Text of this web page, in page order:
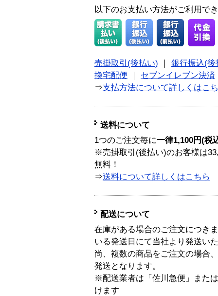
以下のお支払い方法がご利用で
売掛取引(後払い)
銀行振込(後
換宅配便
セブンイレブン決済
⇒支払方法について詳しくはこ
送料について
1つのご注文毎に一律1,100円(税
※売掛取引(後払い)のお客様は
無料！
⇒送料について詳しくはこちら
配送について
在庫がある場合のご注文につき
いる発送日にて当社より発送い
尚、複数の商品をご注文の場合
発送となります。
※配送業者は「佐川急便」また
けます